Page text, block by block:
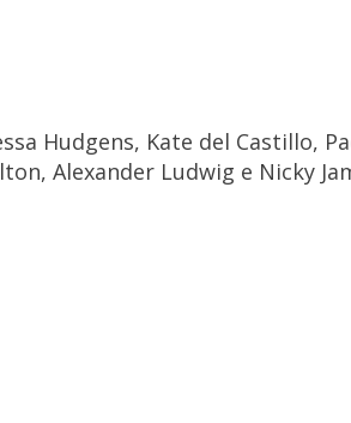
Hudgens, Kate del Castillo,
Alexander Ludwig e Nicky